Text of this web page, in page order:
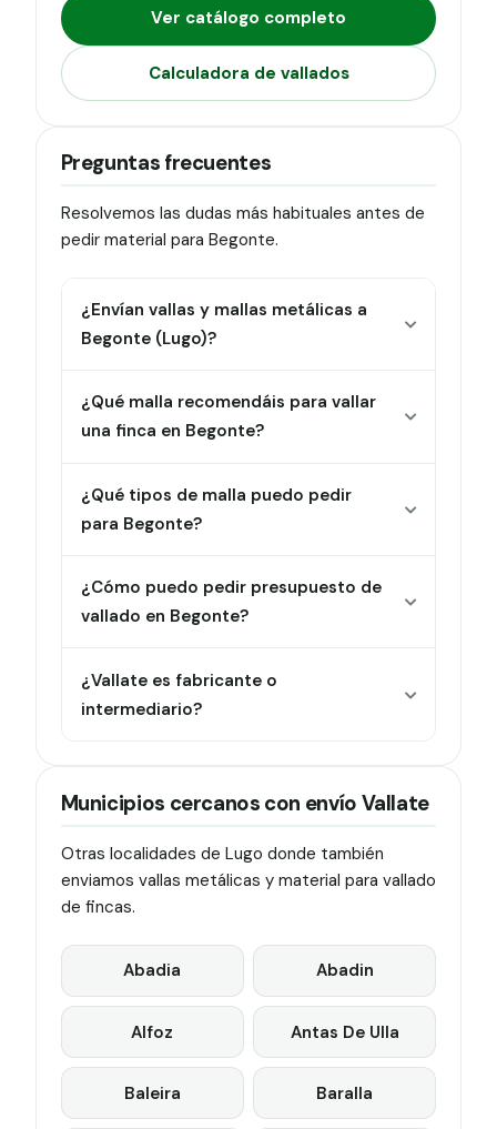
Ver catálogo completo
Calculadora de vallados
Preguntas frecuentes
Resolvemos las dudas más habituales antes de
pedir material para Begonte.
¿Envían vallas y mallas metálicas a
Begonte (Lugo)?
¿Qué malla recomendáis para vallar
una finca en Begonte?
¿Qué tipos de malla puedo pedir
para Begonte?
¿Cómo puedo pedir presupuesto de
vallado en Begonte?
¿Vallate es fabricante o
intermediario?
Municipios cercanos con envío Vallate
Otras localidades de Lugo donde también
enviamos vallas metálicas y material para vallado
de fincas.
Abadia Abadin
Alfoz Antas De Ulla
Baleira Baralla